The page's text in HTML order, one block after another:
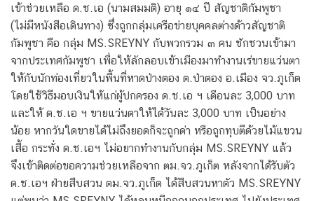
เข้าช่วยเหลือ ด.ช.เอ (นามสมมติ) อายุ ๑๔ ปี สัญชาติกัมพูชา
(ไม่มีหนังสือเดินทาง) ซึ่งถูกกลุ่มเครือข่ายบุคคลต่างด้าวสัญชาติ
กัมพูชา คือ กลุ่ม MS.SREYNY กับพวกรวม ๓ คน ชักชวนเข้ามา
จากประเทศกัมพูชา เพื่อให้ลักลอบเข้าเมืองมาทำงานเร่ขายแว่นตา
ให้กับนักท่องเที่ยวในพื้นที่หาดป่างตอง ต.ป่าตอง อ.เมือง จว.ภูเก็ต
โดยใช้วิธีมอบเงินให้แก่ผู้ปกครอง ด.ช.เอ ฯ เดือนละ 3,000 บาท
และให้ ด.ช.เอ ฯ ขายแว่นตาให้ได้วันละ 3,000 บาท เป็นอย่าง
น้อย หากวันใดขายได้ไม่ถึงยอดก็จะถูกด่า หรือถูกทุบตีด้วยไม้แขวน
เสื้อ กระทั่ง ด.ช.เอฯ ไม่อยากทำงานกับกลุ่ม MS.SREYNY แล้ว
จึงเข้าติดต่อขอความช่วยเหลือจาก ตม.จว.ภูเก็ต หลังจากได้รับตัว
ด.ช.เอฯ ฝ่ายสืบสวน ตม.จว.ภูเก็ต ได้สืบสวนหาตัว MS.SREYNY